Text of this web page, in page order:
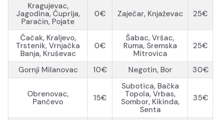
Kragujevac,
Jagodina, Ćuprija,
Paraćin, Pojate
0€ Zaječar, Knjaževac 25€
Čačak, Kraljevo,
Trstenik, Vrnjačka
Banja, Kruševac
0€
Šabac, Vršac,
Ruma, Sremska
Mitrovica
25€
Gornji Milanovac 10€ Negotin, Bor 30€
Obrenovac,
Pančevo
15€
Subotica, Bačka
Topola, Vrbas,
Sombor, Kikinda,
Senta
35€